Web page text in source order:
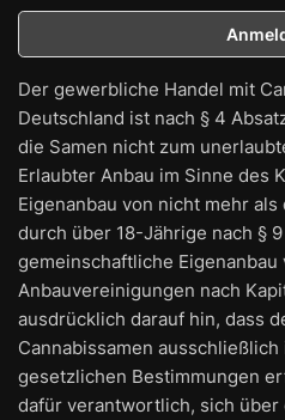
Der gewerbliche Handel mit
Deutschland ist nach § 4
die Samen nicht zum
Erlaubter Anbau im Sinne des
Eigenanbau von nicht mehr
durch über 18-Jährige nach §
gemeinschaftliche Eigenanbau
Anbauvereinigungen nach
ausdrücklich darauf hin, dass
Cannabissamen
gesetzlichen Bestimmungen
dafür verantwortlich, sich über